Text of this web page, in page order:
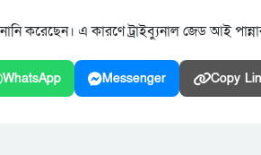
করেছেন। এ কারণে ট্রাইব্যুনাল জেড আই
WhatsApp Messenger Copy